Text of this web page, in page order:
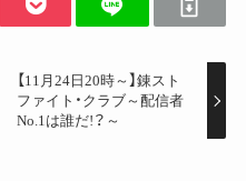
【11月24日20時～】錬スト
ファイト・クラブ～配信者
No.1は誰だ!？～